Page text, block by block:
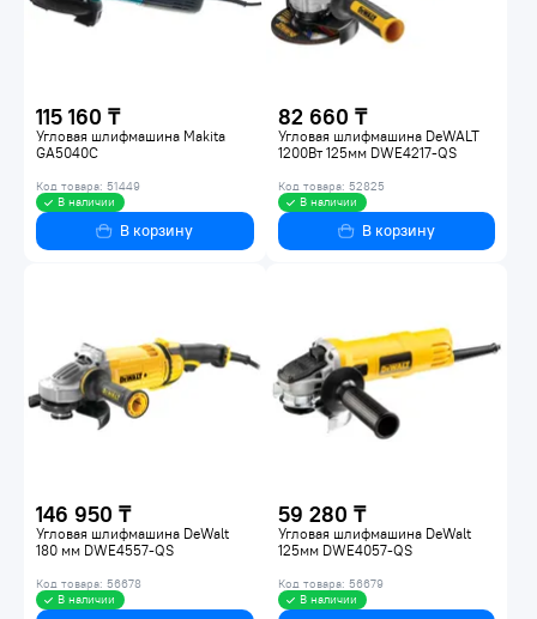
115 160 ₸
Угловая шлифмашина Makita
GA5040C
Код товара: 51449
В наличии
В корзину
82 660 ₸
Угловая шлифмашина DeWALT
1200Вт 125мм DWE4217-QS
Код товара: 52825
В наличии
В корзину
146 950 ₸
Угловая шлифмашина DeWalt
180 мм DWE4557-QS
Код товара: 56678
В наличии
59 280 ₸
Угловая шлифмашина DeWalt
125мм DWE4057-QS
Код товара: 56679
В наличии